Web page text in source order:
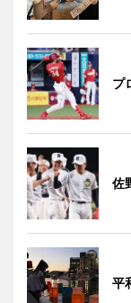
プ
佐
平